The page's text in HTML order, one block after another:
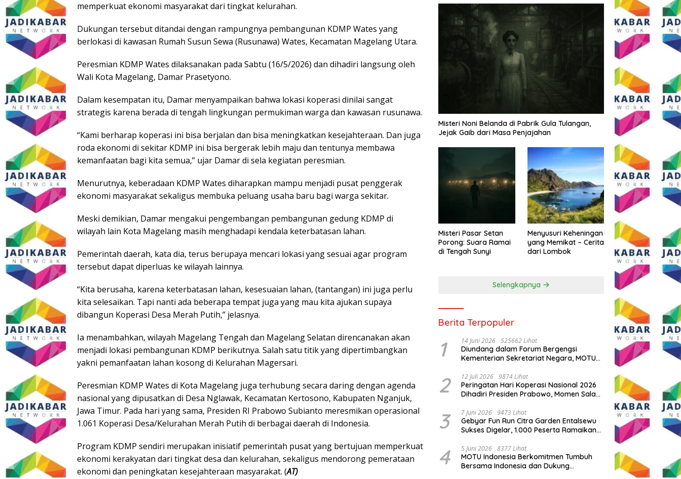
memperkuat ekonomi masyarakat dari tingkat kelurahan.
Dukungan tersebut ditandai dengan rampungnya pembangunan KDMP Wates yang
berlokasi di kawasan Rumah Susun Sewa (Rusunawa) Wates, Kecamatan Magelang Utara.
Peresmian KDMP Wates dilaksanakan pada Sabtu (16/5/2026) dan dihadiri langsung oleh
Wali Kota Magelang, Damar Prasetyono.
Dalam kesempatan itu, Damar menyampaikan bahwa lokasi koperasi dinilai sangat
strategis karena berada di tengah lingkungan permukiman warga dan kawasan rusunawa.
“Kami berharap koperasi ini bisa berjalan dan bisa meningkatkan kesejahteraan. Dan juga
roda ekonomi di sekitar KDMP ini bisa bergerak lebih maju dan tentunya membawa
kemanfaatan bagi kita semua,” ujar Damar di sela kegiatan peresmian.
Menurutnya, keberadaan KDMP Wates diharapkan mampu menjadi pusat penggerak
ekonomi masyarakat sekaligus membuka peluang usaha baru bagi warga sekitar.
Meski demikian, Damar mengakui pengembangan pembangunan gedung KDMP di
wilayah lain Kota Magelang masih menghadapi kendala keterbatasan lahan.
Pemerintah daerah, kata dia, terus berupaya mencari lokasi yang sesuai agar program
tersebut dapat diperluas ke wilayah lainnya.
“Kita berusaha, karena keterbatasan lahan, kesesuaian lahan, (tantangan) ini juga perlu
kita selesaikan. Tapi nanti ada beberapa tempat juga yang mau kita ajukan supaya
dibangun Koperasi Desa Merah Putih,” jelasnya.
Ia menambahkan, wilayah Magelang Tengah dan Magelang Selatan direncanakan akan
menjadi lokasi pembangunan KDMP berikutnya. Salah satu titik yang dipertimbangkan
yakni pemanfaatan lahan kosong di Kelurahan Magersari.
Peresmian KDMP Wates di Kota Magelang juga terhubung secara daring dengan agenda
nasional yang dipusatkan di Desa Nglawak, Kecamatan Kertosono, Kabupaten Nganjuk,
Jawa Timur. Pada hari yang sama, Presiden RI Prabowo Subianto meresmikan operasional
1.061 Koperasi Desa/Kelurahan Merah Putih di berbagai daerah di Indonesia.
Program KDMP sendiri merupakan inisiatif pemerintah pusat yang bertujuan memperkuat
ekonomi kerakyatan dari tingkat desa dan kelurahan, sekaligus mendorong pemerataan
ekonomi dan peningkatan kesejahteraan masyarakat. (AT)
Misteri Noni Belanda di Pabrik Gula Tulangan,
Jejak Gaib dari Masa Penjajahan
Misteri Pasar Setan
Porong: Suara Ramai
di Tengah Sunyi
Menyusuri Keheningan
yang Memikat – Cerita
dari Lombok
Selengkapnya
Berita Terpopuler
1 14 Juni 2026 525662 Lihat
Diundang dalam Forum Bergengsi
Kementerian Sekretariat Negara, MOTU
Indonesia
2 12 Juli 2026 9874 Lihat
Peringatan Hari Koperasi Nasional 2026
Dihadiri Presiden Prabowo, Momen Salam
3 7 Juni 2026 9473 Lihat
Gebyar Fun Run Citra Garden Entalsewu
Sukses Digelar, 1.000 Peserta Ramaikan
4 5 Juni 2026 8377 Lihat
MOTU Indonesia Berkomitmen Tumbuh
Bersama Indonesia dan Dukung